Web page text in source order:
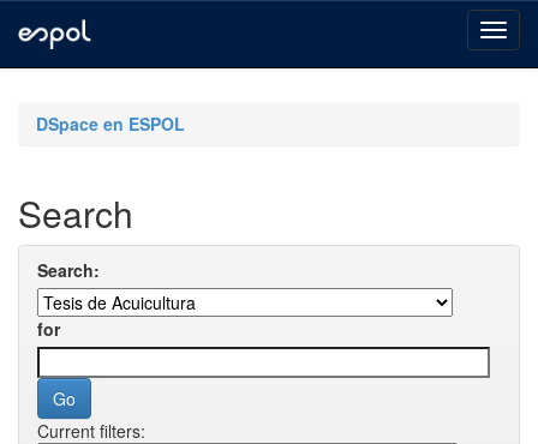
navigationDSpace en ESPOL
Search
Search:
for
Current filters: